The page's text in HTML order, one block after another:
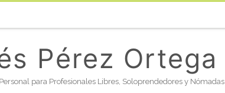
Pérez Ortega
para Profesionales Libres, Soloprendedores y Nómadas